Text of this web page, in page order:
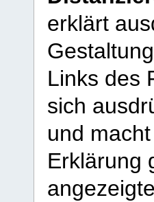
erklärt
Links des
sich
und
Erklärung